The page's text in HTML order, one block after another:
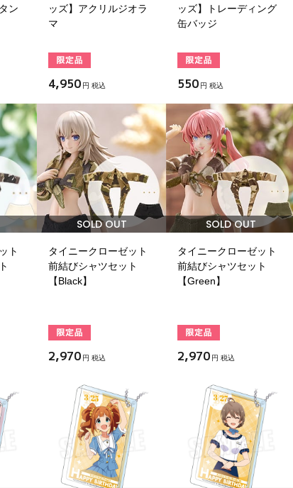
ン
ッズ】アクリルジオラ
マ
4,950 円 税込
ッズ】トレーディング
缶バッジ
550 円 税込
ト
SOLD OUT
タイニークローゼット
前結びシャツセット
【Black】
2,970 円 税込
SOLD OUT
タイニークローゼット
前結びシャツセット
【Green】
2,970 円 税込